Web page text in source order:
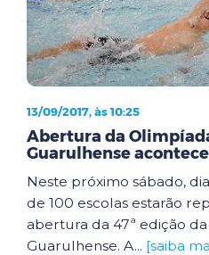
13/09/2017, às 10:25
Abertura da
Guarulhense
Neste próximo sábado,
de 100 escolas estarão
abertura da 47ª edição
Guarulhense. A... [saiba